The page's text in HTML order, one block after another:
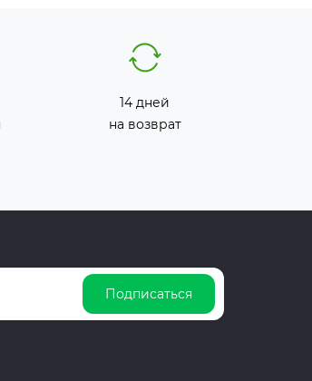
14 дней
на возврат
Подписаться